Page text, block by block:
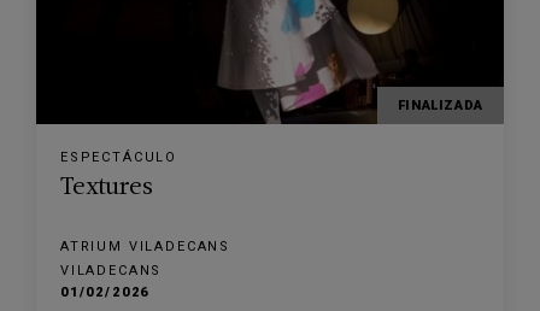
FINALIZADA
ESPECTÁCULO
Textures
ATRIUM VILADECANS
VILADECANS
01/02/2026